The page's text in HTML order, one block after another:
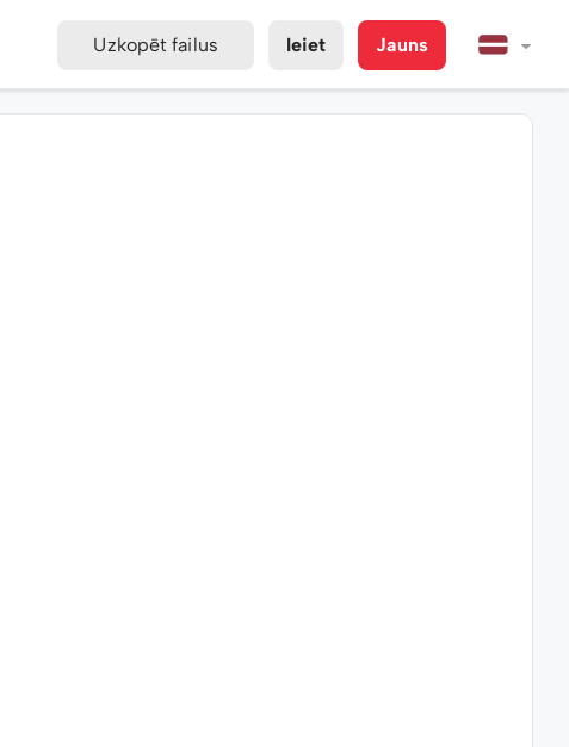
Uzkopēt failus Ieiet Jauns